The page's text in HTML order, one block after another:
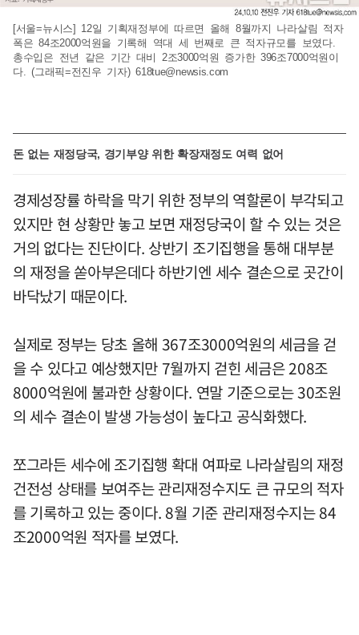
[서울=뉴시스] 12일 기획재정부에 따르면 올해 8월까지 나라살림 적자
폭은 84조2000억원을 기록해 역대 세 번째로 큰 적자규모를 보였다.
총수입은 전년 같은 기간 대비 2조3000억원 증가한 396조7000억원이
다. (그래픽=전진우 기자)618tue@newsis.com
돈 없는 재정당국, 경기부양 위한 확장재정도 여력 없어
경제성장률 하락을 막기 위한 정부의 역할론이 부각되고
있지만 현 상황만 놓고 보면 재정당국이 할 수 있는 것은
거의 없다는 진단이다. 상반기 조기집행을 통해 대부분
의 재정을 쏟아부은데다 하반기엔 세수 결손으로 곳간이
바닥났기 때문이다.
실제로 정부는 당초 올해 367조3000억원의 세금을 걷
을 수 있다고 예상했지만 7월까지 걷힌 세금은 208조
8000억원에 불과한 상황이다. 연말 기준으로는 30조원
의 세수 결손이 발생 가능성이 높다고 공식화했다.
쪼그라든 세수에 조기집행 확대 여파로 나라살림의 재정
건전성 상태를 보여주는 관리재정수지도 큰 규모의 적자
를 기록하고 있는 중이다. 8월 기준 관리재정수지는 84
조2000억원 적자를 보였다.